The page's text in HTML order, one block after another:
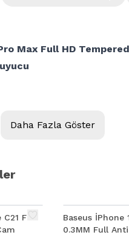
Max Full HD Tempered
Daha Fazla Göster
Full
Baseus İPhone
0.3MM Full